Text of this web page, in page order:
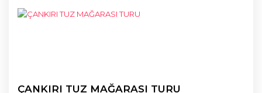
ÇANKIRI TUZ MAĞARASI TURU